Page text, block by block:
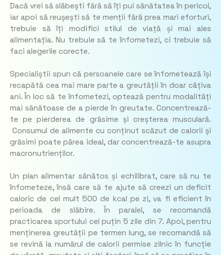
Dacă vrei să slăbești fără să îți pui sănătatea în pericol,
iar apoi să reușești să te menții fără prea mari eforturi,
trebuie să îți modifici stilul de viață și mai ales
alimentația. Nu trebuie să te înfometezi, ci trebuie să
faci alegerile corecte.
Specialiștii spun că persoanele care se înfometează își
recapătă cea mai mare parte a greutății în doar câțiva
ani. În loc să te înfometezi, optează pentru modalități
mai sănătoase de a pierde în greutate. Concentrează-
te pe pierderea de grăsime și creșterea musculară.
Consumul de alimente cu conținut scăzut de calorii și
grăsimi poate părea ideal, dar concentrează-te asupra
macronutrienților.
Un plan alimentar sănătos și echilibrat, care să nu te
înfometeze, însă care să te ajute să creezi un deficit
caloric de cel mult 500 de kcal pe zi, va fi eficient în
perioada de slăbire. În paralel, se recomandă
practicarea sportului cel puțin 5 zile din 7. Apoi, pentru
menținerea greutății pe termen lung, se recomandă să
se revină la numărul de calorii permise zilnic în funcție